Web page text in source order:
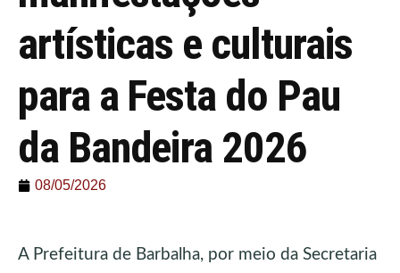
artísticas e culturais
para a Festa do Pau
da Bandeira 2026
08/05/2026
A Prefeitura de Barbalha, por meio da Secretaria